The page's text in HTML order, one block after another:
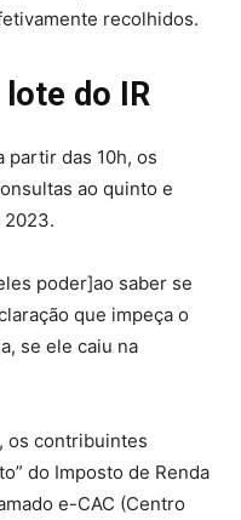
recolhidos.
do IR
partir das 10h, os
ao quinto e
2023.
poder]ao saber se
que impeça o
se ele caiu na
os contribuintes
do Imposto de Renda
e-CAC (Centro